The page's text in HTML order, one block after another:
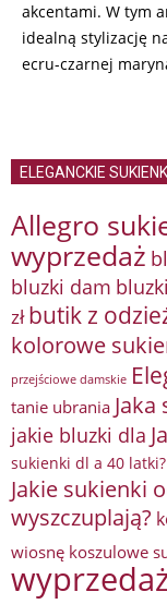
akcentami. W tym
idealną stylizację
ecru-czarnej
ELEGANCKIE
Allegro
wyprzedaż
bluzki dam
zł butik z
kolorowe
przejściowe damskie
tanie ubrania
jakie bluzki dla
sukienki dl a 40
Jakie sukienki
wyszczuplają?
wiosnę koszulowe